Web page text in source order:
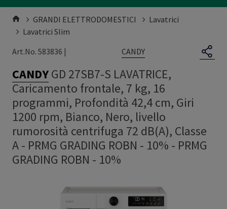
GRANDI ELETTRODOMESTICI
Lavatrici
Lavatrici Slim
Art.No. 583836 |
CANDY
CANDYGD 27SB7-S LAVATRICE,
Caricamento frontale, 7 kg, 16
programmi, Profondità 42,4 cm, Giri
1200 rpm, Bianco, Nero, livello
rumorosità centrifuga 72 dB(A), Classe
A - PRMG GRADING ROBN - 10% - PRMG
GRADING ROBN - 10%